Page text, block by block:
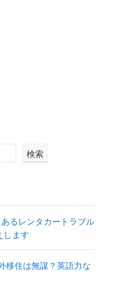
検索
るレンタカートラブル
します
移住は無謀？英語力な